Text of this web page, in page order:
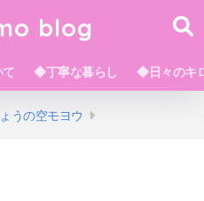
blog
◆丁寧な暮らし ◆日々のキ
うの空モヨウ